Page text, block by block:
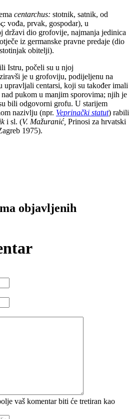
centarchus: stotnik, satnik, od
vođa, prvak, gospodar), u
državi dio grofovije, najmanja jedinica
iz germanske pravne predaje (dio
obitelji).
Istru, počeli su u njoj
je u grofoviju, podijeljenu na
upravljali centarsi, koji su također imali
pukom u manjim sporovima; njih je
bili odgovorni grofu. U starijem
nazivlju (npr. Veprinački statut) rabili
i sl. (V. Mažuranić, Prinosi za hrvatski
1975).
objavljenih
vaš komentar biti će tretiran kao